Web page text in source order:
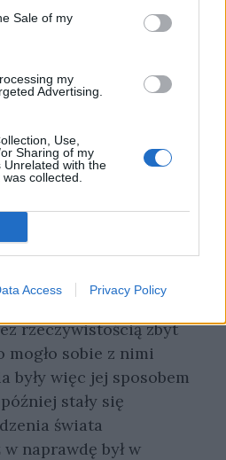
Sale of my
my
Advertising.
Use,
Sharing of my
Unrelated with the
collected.
Access Privacy Policy
osoby, dla której
ważne, a właściwie
“Ania z Zielonego
Lucy Maud
to postać nieustannie
i z ich pomocą
Jednak
w jej życiu także inną
wychowywała się w
którzy ją
dobrze się
rzeczywistością zbyt
mogło sobie z nimi
były więc jej sposobem
stały się
świata
naprawdę był w